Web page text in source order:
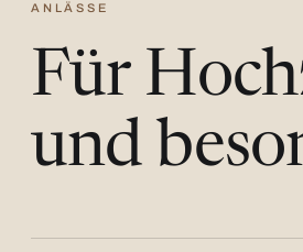
ANLÄSSE
Für
und